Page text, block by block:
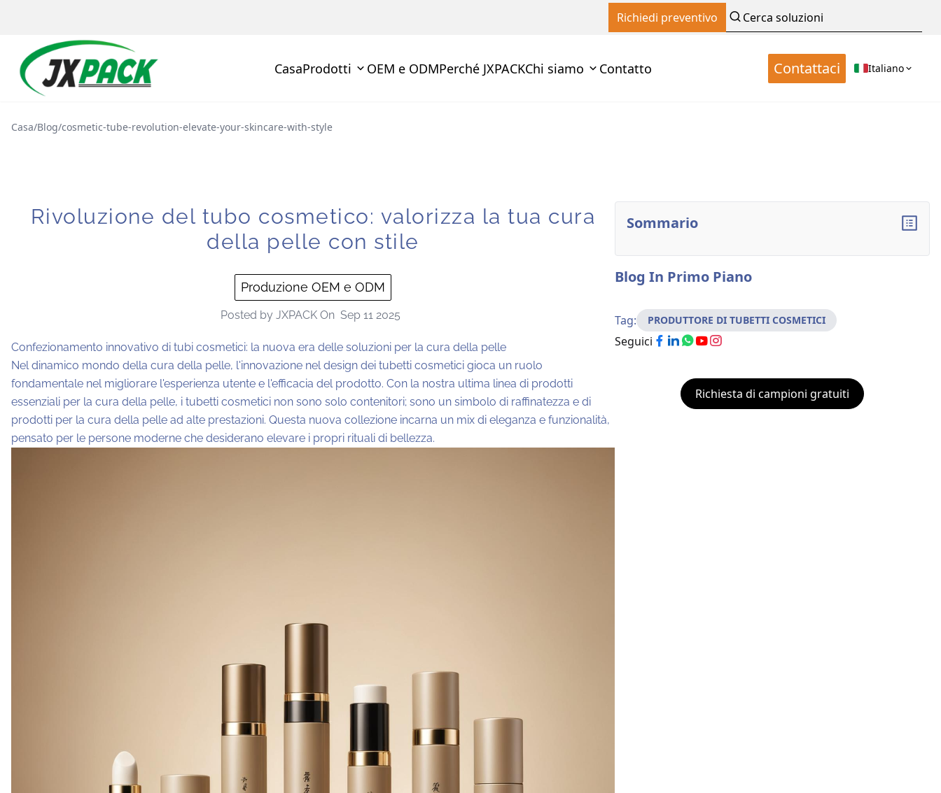
Richiedi preventivo
CasaProdotti OEM e ODMPerché JXPACKChi siamo Contatto Contattaci Italiano
Casa/Blog/cosmetic-tube-revolution-elevate-your-skincare-with-style
Rivoluzione del tubo cosmetico: valorizza la tua cura
della pelle con stile
Produzione OEM e ODM
Posted by JXPACK On Sep 11 2025
Confezionamento innovativo di tubi cosmetici: la nuova era delle soluzioni per la cura della pelle
Nel dinamico mondo della cura della pelle, l'innovazione nel design dei tubetti cosmetici gioca un ruolo
fondamentale nel migliorare l'esperienza utente e l'efficacia del prodotto. Con la nostra ultima linea di prodotti
essenziali per la cura della pelle, i tubetti cosmetici non sono solo contenitori; sono un simbolo di raffinatezza e di
prodotti per la cura della pelle ad alte prestazioni. Questa nuova collezione incarna un mix di eleganza e funzionalità,
pensato per le persone moderne che desiderano elevare i propri rituali di bellezza.
Sommario
Blog In Primo Piano
Tag: PRODUTTORE DI TUBETTI COSMETICI
Seguici
Richiesta di campioni gratuiti